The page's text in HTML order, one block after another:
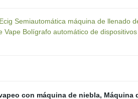
Semiautomática máquina de llenado
Vape Bolígrafo automático de
con máquina de niebla, Máquina